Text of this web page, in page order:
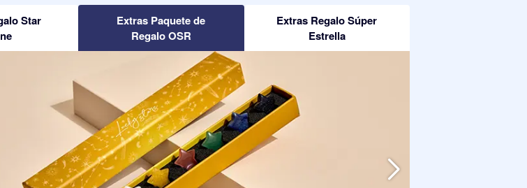
Star
Extras Paquete de
Regalo OSR
Extras Regalo Súper
Estrella